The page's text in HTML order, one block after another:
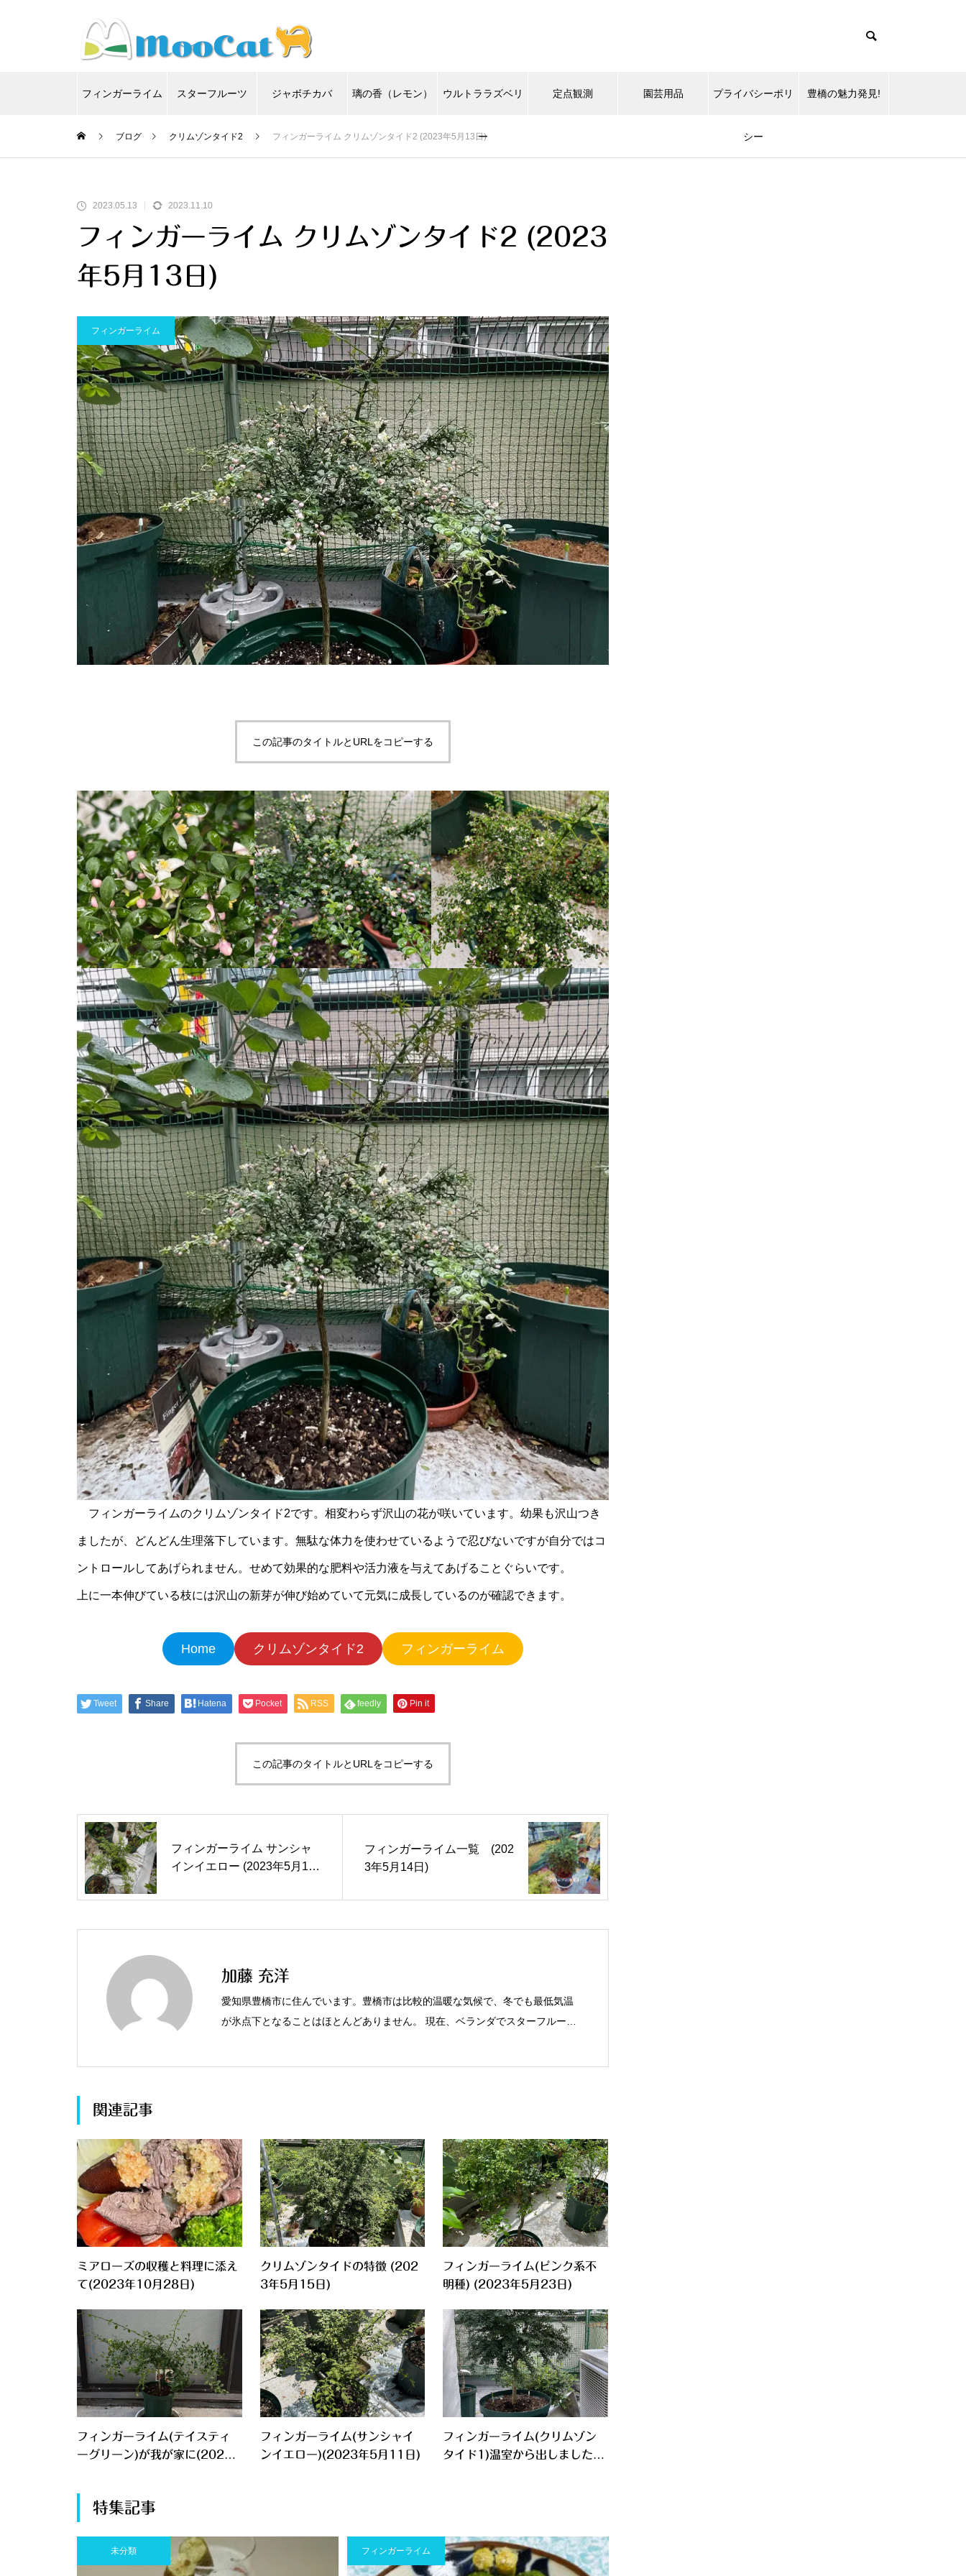
フィンガーライム スターフルーツ ジャボチカバ 璃の香（レモン） ウルトララズベリ
ー
定点観測 園芸用品 プライバシーポリ
シー
豊橋の魅力発見!
ブログ クリムゾンタイド2 フィンガーライム クリムゾンタイド2 (2023年5月13日)
2023.05.13 2023.11.10
フィンガーライム クリムゾンタイド2 (2023
年5月13日)
フィンガーライム
この記事のタイトルとURLをコピーする
フィンガーライムのクリムゾンタイド2です。相変わらず沢山の花が咲いています。幼果も沢山つき
ましたが、どんどん生理落下しています。無駄な体力を使わせているようで忍びないですが自分ではコ
ントロールしてあげられません。せめて効果的な肥料や活力液を与えてあげることぐらいです。
上に一本伸びている枝には沢山の新芽が伸び始めていて元気に成長しているのが確認できます。
Home クリムゾンタイド2 フィンガーライム
Tweet Share Hatena Pocket RSS feedly Pin it
この記事のタイトルとURLをコピーする
フィンガーライム サンシャ
インイエロー (2023年5月13
フィンガーライム一覧 (202
3年5月14日)
加藤 充洋
愛知県豊橋市に住んでいます。豊橋市は比較的温暖な気候で、冬でも最低気温
が氷点下となることはほとんどありません。 現在、ベランダでスターフルーツ
関連記事
ミアローズの収穫と料理に添え
て(2023年10月28日)
クリムゾンタイドの特徴 (202
3年5月15日)
フィンガーライム(ピンク系不
明種) (2023年5月23日)
フィンガーライム(テイスティ
ーグリーン)が我が家に(2022
フィンガーライム(サンシャイ
ンイエロー)(2023年5月11日)
フィンガーライム(クリムゾン
タイド1)温室から出しました(2
特集記事
未分類 フィンガーライム